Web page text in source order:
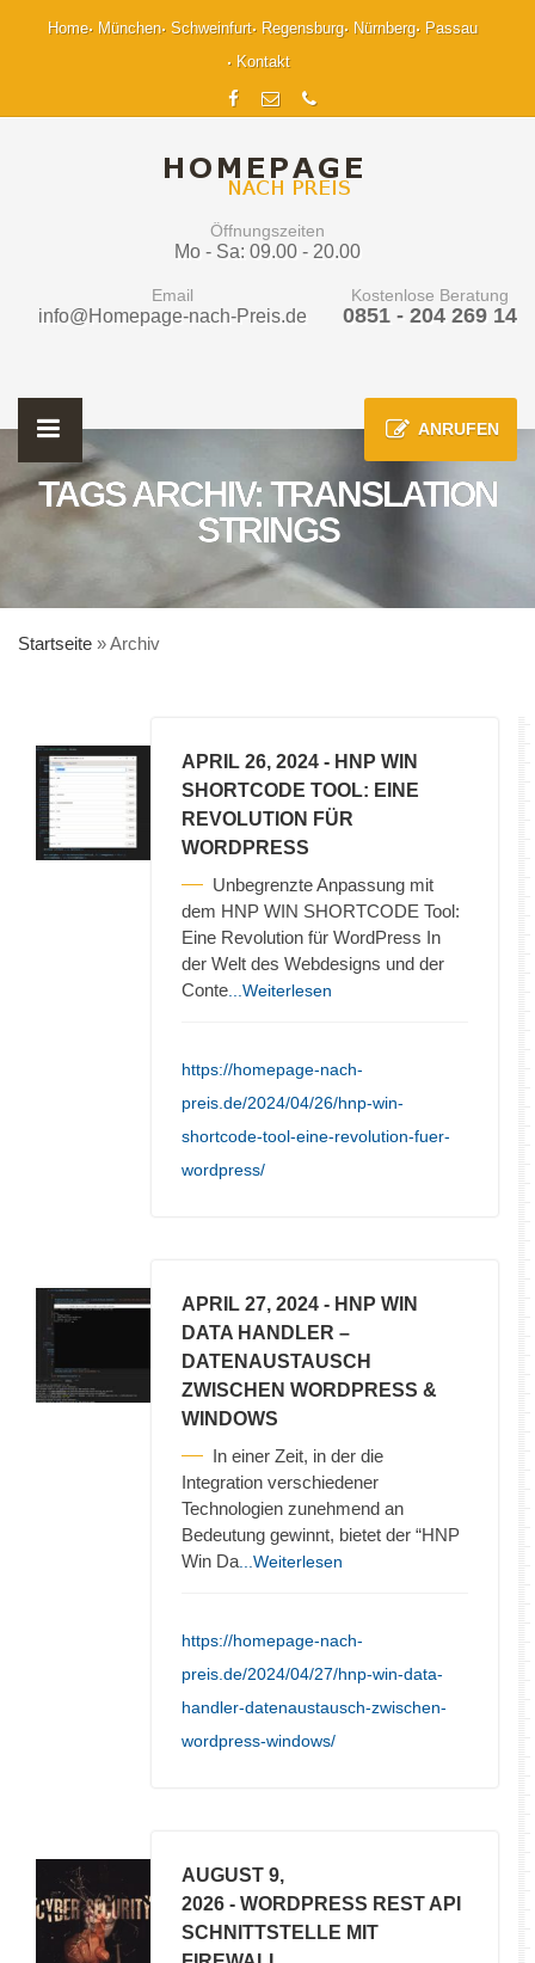
Home München Schweinfurt Regensburg Nürnberg
Passau
Kontakt
Öffnungszeiten
Mo - Sa: 09.00 - 20.00
Email
info@Homepage-nach-Preis.de
Kostenlose Beratung
0851 - 204 269 14
ANRUFEN
TAGS ARCHIV: TRANSLATION
STRINGS
Startseite »Archiv
APRIL 26, 2024 - HNP WIN
SHORTCODE TOOL: EINE
REVOLUTION FÜR
WORDPRESS
Unbegrenzte Anpassung mit
dem HNP WIN SHORTCODE Tool:
Eine Revolution für WordPress In
der Welt des Webdesigns und der
Conte ...Weiterlesen
https://homepage-nach-
preis.de/2024/04/26/hnp-win-
shortcode-tool-eine-revolution-fuer-
wordpress/
APRIL 27, 2024 - HNP WIN
DATA HANDLER –
DATENAUSTAUSCH
ZWISCHEN WORDPRESS &
WINDOWS
In einer Zeit, in der die
Integration verschiedener
Technologien zunehmend an
Bedeutung gewinnt, bietet der “HNP
Win Da ...Weiterlesen
https://homepage-nach-
preis.de/2024/04/27/hnp-win-data-
handler-datenaustausch-zwischen-
wordpress-windows/
AUGUST 9,
2026 - WORDPRESS REST API
SCHNITTSTELLE MIT